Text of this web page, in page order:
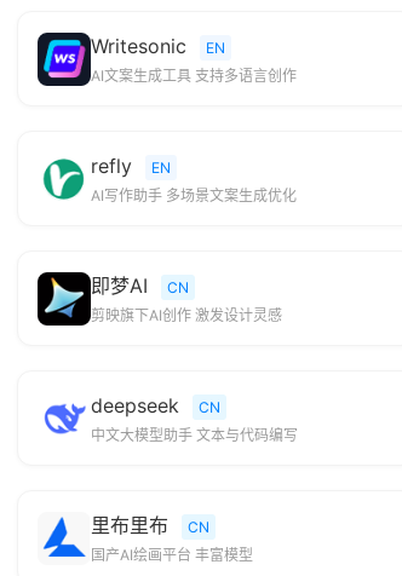
Writesonic
EN
AI文案生成工具 支持多语言创作
refly
EN
AI写作助手 多场景文案生成优化
即梦AI
CN
剪映旗下AI创作 激发设计灵感
deepseek
CN
中文大模型助手 文本与代码编写
里布里布
CN
国产AI绘画平台 丰富模型